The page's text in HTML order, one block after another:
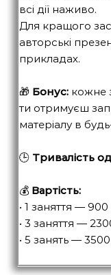
всі дії наживо.
Для кращого
авторські
прикладах.
🎁 Бонус: кожне
ти отримуєш
матеріалу в
🕒 Тривалість
💰 Вартість:
• 1 заняття —
• 3 заняття —
• 5 занять —